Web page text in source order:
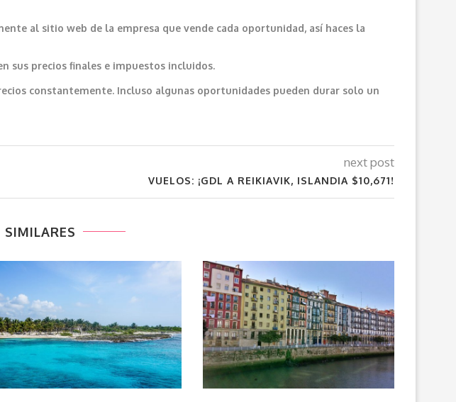
al sitio web de la empresa que vende cada oportunidad, así haces la
sus precios finales e impuestos incluidos.
constantemente. Incluso algunas oportunidades pueden durar solo un
next post
VUELOS: ¡GDL A REIKIAVIK, ISLANDIA $10,671!